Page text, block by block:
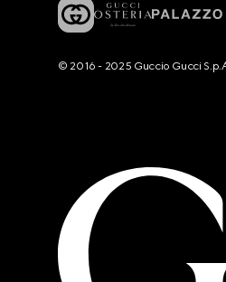
© 2016 - 2025 Guccio Gucci